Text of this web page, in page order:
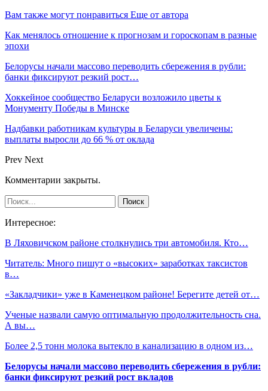
Вам также могут понравиться Еще от автора
Как менялось отношение к прогнозам и гороскопам в разные
эпохи
Белорусы начали массово переводить сбережения в рубли:
банки фиксируют резкий рост…
Хоккейное сообщество Беларуси возложило цветы к
Монументу Победы в Минске
Надбавки работникам культуры в Беларуси увеличены:
выплаты выросли до 66 % от оклада
Prev Next
Комментарии закрыты.
Интересное:
В Ляховичском районе столкнулись три автомобиля. Кто…
Читатель: Много пишут о «высоких» заработках таксистов
в…
«Закладчики» уже в Каменецком районе! Берегите детей от…
Ученые назвали самую оптимальную продолжительность сна.
А вы…
Более 2,5 тонн молока вытекло в канализацию в одном из…
Белорусы начали массово переводить сбережения в рубли:
банки фиксируют резкий рост вкладов